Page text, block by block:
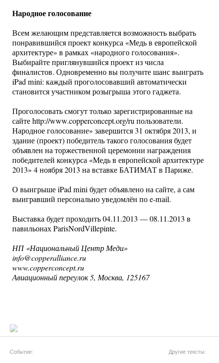
Народное голосование
Всем желающим представляется возможность выбрать
понравившийся проект конкурса «Медь в европейской
архитектуре» в рамках «народного голосования».
Выбирайте приглянувшийся проект из числа
финалистов. Одновременно вы получите шанс выиграть
iPad mini: каждый проголосовавший автоматически
становится участником розыгрыша этого гаджета.
Проголосовать смогут только зарегистрированные на
сайте http://www.copperconcept.org/ru пользователи.
Народное голосование» завершится 31 октября 2013, и
здание (проект) победитель такого голосования будет
объявлен на торжественной церемонии награждения
победителей конкурса «Медь в европейской архитектуре
2013» 4 ноября 2013 на вставке БАТИМАТ в Париже.
О выигрыше iPad mini будет объявлено на сайте, а сам
выигравший персонально уведомлён по e-mail.
Выставка будет проходить 04.11.2013 — 08.11.2013 в
павильонах ParisNordVillepinte.
НП «Национальный Центр Меди»
info@copperalliance.ru
www.copperconcept.ru
Авиационный переулок 5, Москва, 125167
Событие: Другие тексты: